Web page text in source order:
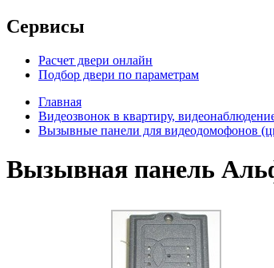
Сервисы
Расчет двери онлайн
Подбор двери по параметрам
Главная
Видеозвонок в квартиру,
Вызывные панели для видеодомофонов
Вызывная панель